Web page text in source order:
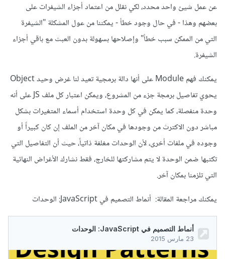
عن عمل شيئ واحد محدد، لكي نقلل من اعتماد أجزاء الشيفرات على
بعضهم وهذا - في حال وجود خطأ - يمكننا من عول المشكلة "الشيفرة
التي من الممكن سبب خطأ" وإصلاحها بسهولة بدون العبث مع باقي أجزاء
الشيفرة.
يمكنك فهم Module على أنها دالة برمجية تعيد لنا غرض وحيد Object
يحوي تفاصيل برمجة جزء من المشروع، ويمكن اعتبار كل ملف JS على أنه
وحدة منفصلة، كما يمكن في كل وحدة استخدام أسماء المتغيرات بشكل
مباشر دون الاكترث من وجودها في مكان آخر من الملف إن كان كبيراً أو
وجوده في ملفات أخرى، لأن الوحدات مغلفة ذاتياً، حيث أن التفاصيل التي
تكتبها ضمن الوحدة لا يتم مشاركتها للخارج، فقط نشارك الأغراض النهائية
التي تلزمنا بمكان آخر.
يمكنك مراجعة المقالة: أنماط التصميم في JavaScript: الوحدات